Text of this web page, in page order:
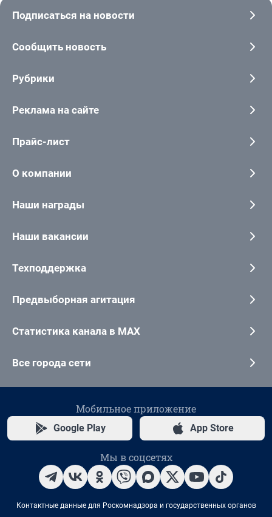
Подписаться на новости
Сообщить новость
Рубрики
Реклама на сайте
Прайс-лист
О компании
Наши награды
Наши вакансии
Техподдержка
Предвыборная агитация
Статистика канала в MAX
Все города сети
Мобильное приложение
Google Play App Store
Мы в соцсетях
Контактные данные для Роскомнадзора и государственных органов